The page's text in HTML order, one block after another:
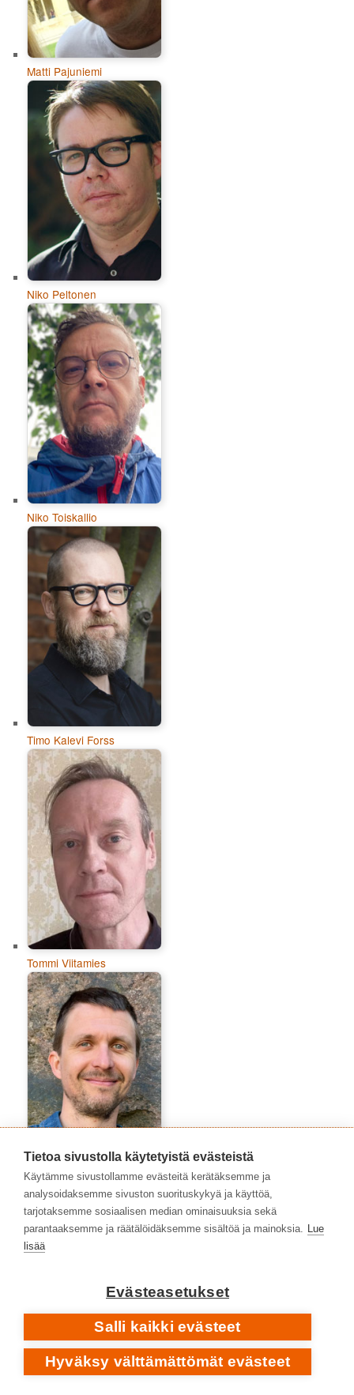
Matti Pajuniemi
Niko Peltonen
Niko Toiskallio
Timo Kalevi Forss
Tommi Viitamies
Topias Tiheäsalo
Tietoa sivustolla käytetyistä evästeistä
Käytämme sivustollamme evästeitä kerätäksemme ja
analysoidaksemme sivuston suorituskykyä ja käyttöä,
tarjotaksemme sosiaalisen median ominaisuuksia sekä
parantaaksemme ja räätälöidäksemme sisältöä ja mainoksia. Lue
lisää
Evästeasetukset
Salli kaikki evästeet
Hyväksy välttämättömät evästeet